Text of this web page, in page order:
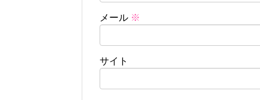
メール ※
サイト